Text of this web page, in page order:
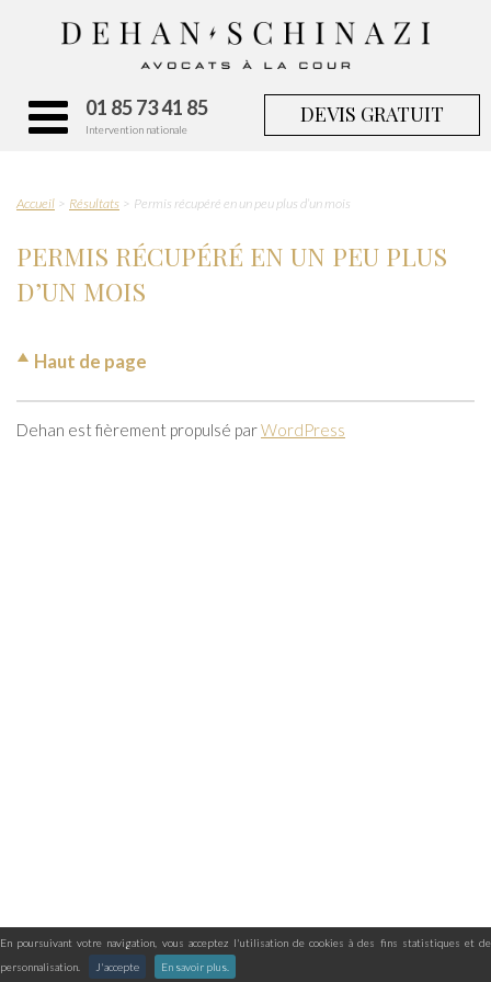
En poursuivant votre navigation, vous acceptez l'utilisation de cookies à des fins statistiques et de
personnalisation.
J'accepte En savoir plus.
01 85 73 41 85
Intervention nationale
DEVIS GRATUIT
Accueil Résultats Permis récupéré en un peu plus d’un mois
PERMIS RÉCUPÉRÉ EN UN PEU PLUS
D’UN MOIS
Haut de page
Dehan est fièrement propulsé parWordPress